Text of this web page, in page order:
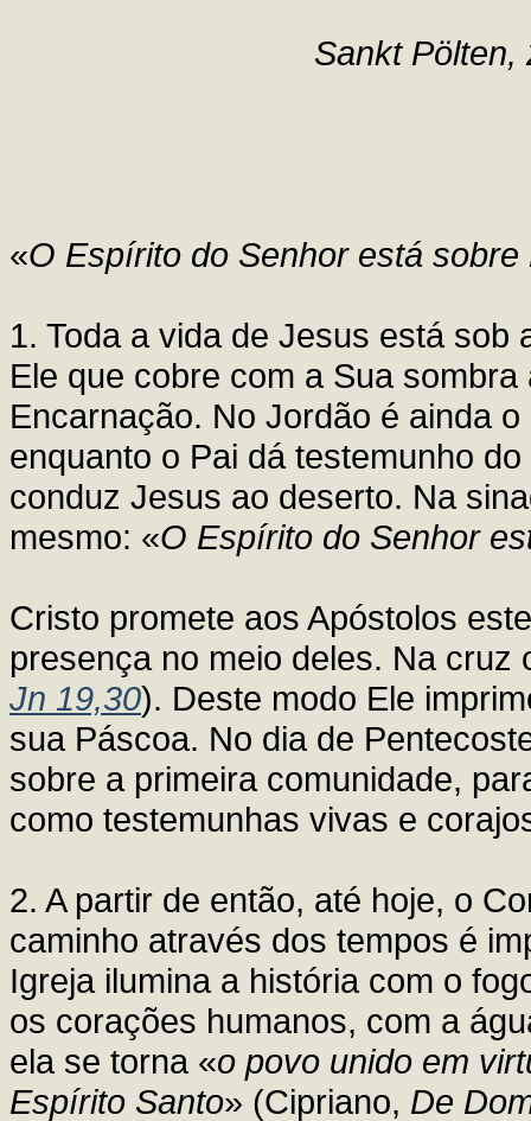
Sankt Pölten,
«O Espírito do Senhor está
1. Toda a vida de Jesus está
Ele que cobre com a Sua
Encarnação. No Jordão é ainda
enquanto o Pai dá testemunho
conduz Jesus ao deserto. Na
mesmo: «O Espírito do Senhor
Cristo promete aos Apóstolos
presença no meio deles. Na
Jn 19,30). Deste modo Ele
sua Páscoa. No dia de
sobre a primeira comunidade,
como testemunhas vivas e
2. A partir de então, até hoje, o
caminho através dos tempos é
Igreja ilumina a história com o
os corações humanos, com a
ela se torna «o povo unido em
Espírito Santo» (Cipriano, De